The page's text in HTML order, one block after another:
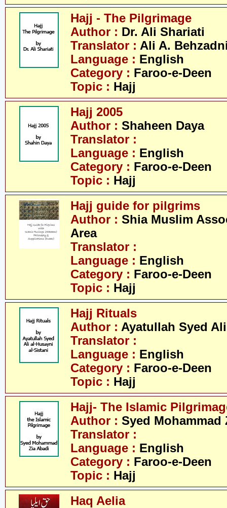
Hajj - The Pilgrimage
Author : Dr. Ali Shariati
Translator : Ali A.
Language : English
Category : Faroo-e-Deen
Topic : Hajj
Hajj 2005
Author : Shaheen Daya
Translator :
Language : English
Category : Faroo-e-Deen
Topic : Hajj
Hajj guide for pilgrims
Author : Shia Muslim
Area
Translator :
Language : English
Category : Faroo-e-Deen
Topic : Hajj
Hajj Rituals
Author : Ayatullah Syed
Translator :
Language : English
Category : Faroo-e-Deen
Topic : Hajj
Hajj- The Islamic
Author : Syed Mohammad
Translator :
Language : English
Category : Faroo-e-Deen
Topic : Hajj
Haq Aelia